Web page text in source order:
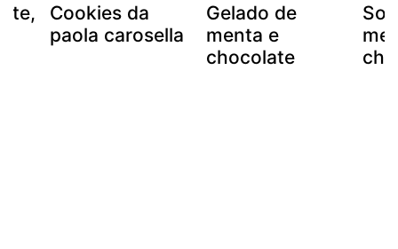
Cookies da
paola carosella
Gelado de
menta e
chocolate